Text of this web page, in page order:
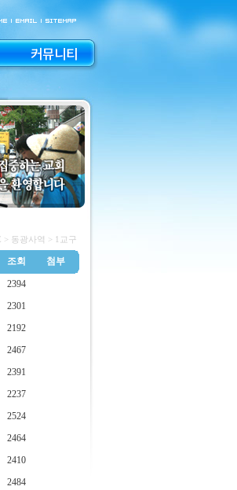
커뮤니티
> 동광사역 > 1교구
조회 첨부
2394
2301
2192
2467
2391
2237
2524
2464
2410
2484